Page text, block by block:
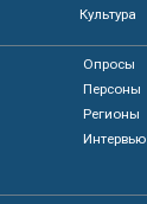
Культура
Опросы
Персоны
Регионы
Интервью